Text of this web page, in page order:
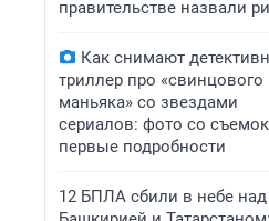
правительстве назвали
Как снимают
триллер про «свинцового
маньяка» со звездами
сериалов: фото со
первые подробности
12 БПЛА сбили в небе над